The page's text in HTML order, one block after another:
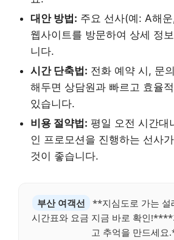
대안 방법: 주요 선사(예: A해
웹사이트를 방문하여 상세 정
니다.
시간 단축법: 전화 예약 시, 문
해두면 상담원과 빠르고 효율
있습니다.
비용 절약법: 평일 오전 시간대
인 프로모션을 진행하는 선사
것이 좋습니다.
부산 여객선
**지심도로 가는
시간표와 요금 지금 바로 확인
고 추억을 만드세요